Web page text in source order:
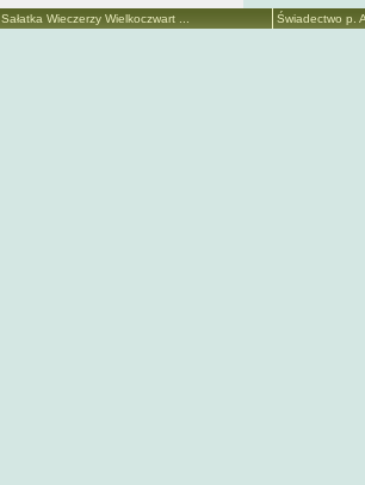
Sałatka Wieczerzy Wielkoczwart ... Świadectwo p.